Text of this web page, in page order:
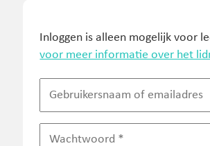
Inloggen is alleen mogelijk voor
voor meer informatie over het